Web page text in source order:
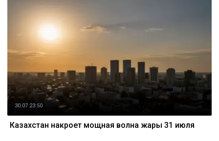
30.07 23:50
Казахстан накроет мощная волна жары 31 июля